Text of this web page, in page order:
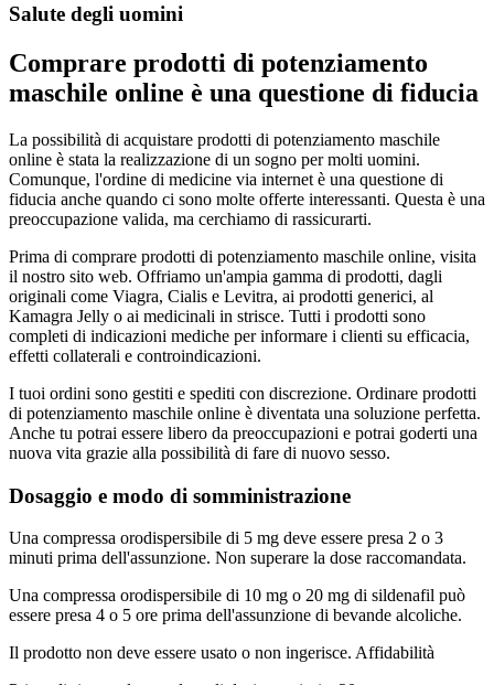
Salute degli uomini
Comprare prodotti di potenziamento
maschile online è una questione di fiducia
La possibilità di acquistare prodotti di potenziamento maschile
online è stata la realizzazione di un sogno per molti uomini.
Comunque, l'ordine di medicine via internet è una questione di
fiducia anche quando ci sono molte offerte interessanti. Questa è una
preoccupazione valida, ma cerchiamo di rassicurarti.
Prima di comprare prodotti di potenziamento maschile online, visita
il nostro sito web. Offriamo un'ampia gamma di prodotti, dagli
originali come Viagra, Cialis e Levitra, ai prodotti generici, al
Kamagra Jelly o ai medicinali in strisce. Tutti i prodotti sono
completi di indicazioni mediche per informare i clienti su efficacia,
effetti collaterali e controindicazioni.
I tuoi ordini sono gestiti e spediti con discrezione. Ordinare prodotti
di potenziamento maschile online è diventata una soluzione perfetta.
Anche tu potrai essere libero da preoccupazioni e potrai goderti una
nuova vita grazie alla possibilità di fare di nuovo sesso.
Dosaggio e modo di somministrazione
Una compressa orodispersibile di 5 mg deve essere presa 2 o 3
minuti prima dell'assunzione. Non superare la dose raccomandata.
Una compressa orodispersibile di 10 mg o 20 mg di sildenafil può
essere presa 4 o 5 ore prima dell'assunzione di bevande alcoliche.
Il prodotto non deve essere usato o non ingerisce. Affidabilità